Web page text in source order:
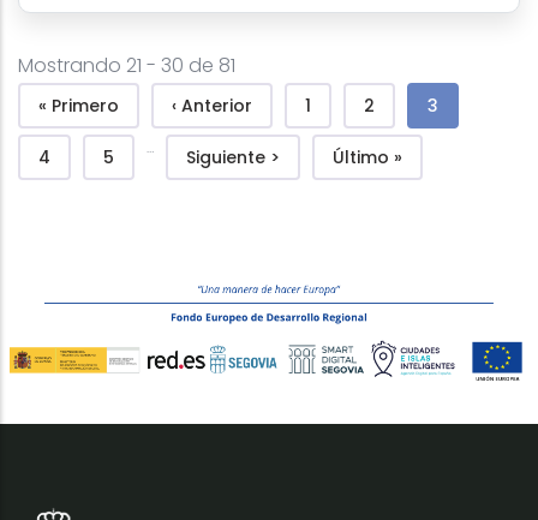
Mostrando 21 - 30 de 81
Pagination
First page
« Primero Previous page
‹ Anterior Page
1 Page
2 Current
3
Page
4 Page
5 … Next page
Siguiente > Last page
Último »